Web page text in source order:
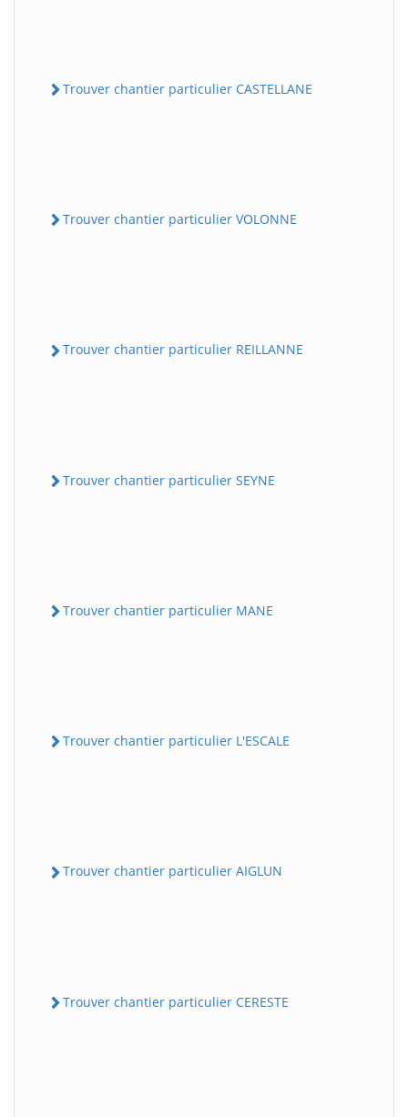
Trouver chantier particulier CASTELLANE
Trouver chantier particulier VOLONNE
Trouver chantier particulier REILLANNE
Trouver chantier particulier SEYNE
Trouver chantier particulier MANE
Trouver chantier particulier L'ESCALE
Trouver chantier particulier AIGLUN
Trouver chantier particulier CERESTE